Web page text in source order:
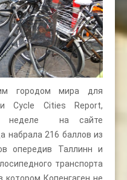
городом мира для
Cycle Cities Report,
неделе на сайте
набрала 216 баллов из
опередив Таллинн и
транспорта